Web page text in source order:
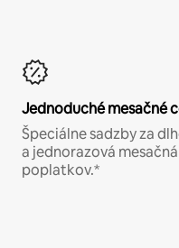
Jednoduché mesačné
Špeciálne sadzby za
a jednorazová
poplatkov.*